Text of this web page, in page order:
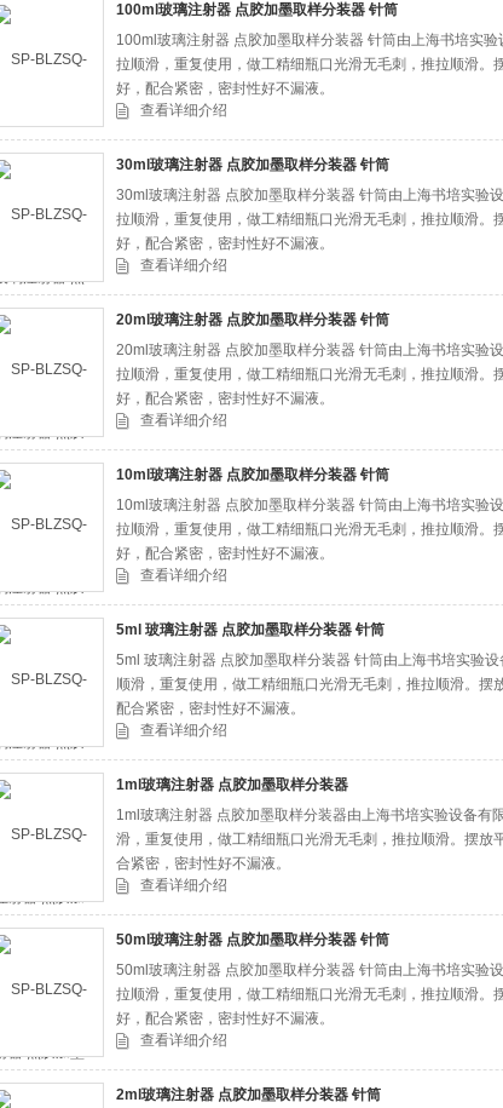
100ml玻璃注射器 点胶加墨取样分装器 针筒
100ml玻璃注射器 点胶加墨取样分装器 针筒由上海书培实
拉顺滑，重复使用，做工精细瓶口光滑无毛刺，推拉顺滑
好，配合紧密，密封性好不漏液。
查看详细介绍
30ml玻璃注射器 点胶加墨取样分装器 针筒
30ml玻璃注射器 点胶加墨取样分装器 针筒由上海书培实验
拉顺滑，重复使用，做工精细瓶口光滑无毛刺，推拉顺滑
好，配合紧密，密封性好不漏液。
查看详细介绍
20ml玻璃注射器 点胶加墨取样分装器 针筒
20ml玻璃注射器 点胶加墨取样分装器 针筒由上海书培实验
拉顺滑，重复使用，做工精细瓶口光滑无毛刺，推拉顺滑
好，配合紧密，密封性好不漏液。
查看详细介绍
10ml玻璃注射器 点胶加墨取样分装器 针筒
10ml玻璃注射器 点胶加墨取样分装器 针筒由上海书培实验
拉顺滑，重复使用，做工精细瓶口光滑无毛刺，推拉顺滑
好，配合紧密，密封性好不漏液。
查看详细介绍
5ml 玻璃注射器 点胶加墨取样分装器 针筒
5ml 玻璃注射器 点胶加墨取样分装器 针筒由上海书培实验
顺滑，重复使用，做工精细瓶口光滑无毛刺，推拉顺滑。摆
配合紧密，密封性好不漏液。
查看详细介绍
1ml玻璃注射器 点胶加墨取样分装器
1ml玻璃注射器 点胶加墨取样分装器由上海书培实验设备
滑，重复使用，做工精细瓶口光滑无毛刺，推拉顺滑。摆
合紧密，密封性好不漏液。
查看详细介绍
50ml玻璃注射器 点胶加墨取样分装器 针筒
50ml玻璃注射器 点胶加墨取样分装器 针筒由上海书培实验
拉顺滑，重复使用，做工精细瓶口光滑无毛刺，推拉顺滑
好，配合紧密，密封性好不漏液。
查看详细介绍
2ml玻璃注射器 点胶加墨取样分装器 针筒